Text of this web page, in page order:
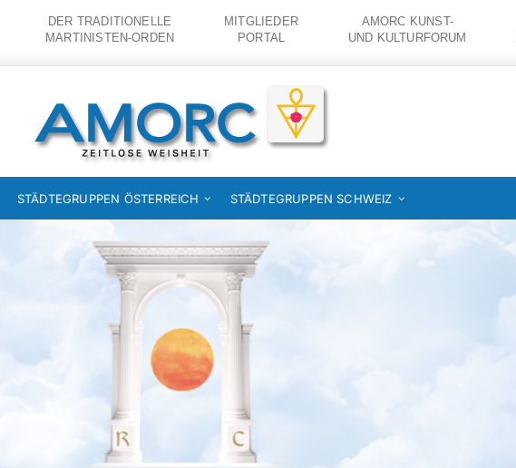
DER TRADITIONELLE
MARTINISTEN-ORDEN
MITGLIEDER
PORTAL
AMORC KUNST-
UND KULTURFORUM
STÄDTEGRUPPEN ÖSTERREICH STÄDTEGRUPPEN SCHWEIZ